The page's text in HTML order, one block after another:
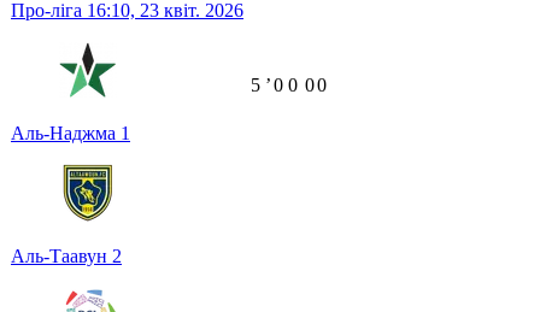
Про-ліга 16:10, 23 квіт. 2026
Аль-Наджма 1
Аль-Таавун 2
5 ʼ0 0 00